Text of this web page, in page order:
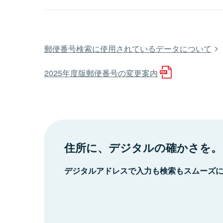
郵便番号検索に使用されているデータについて
2025年度版郵便番号の変更案内
住所に、デジタルの確かさを。
デジタルアドレスで入力も検索もスムーズ